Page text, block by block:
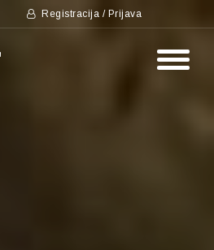
Registracija / Prijava